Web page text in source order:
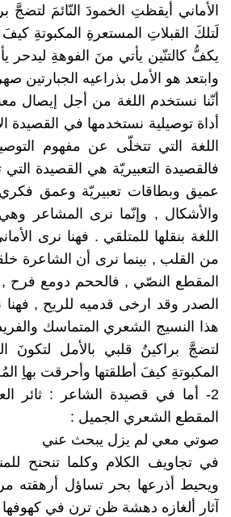
الأماني أيقظتِ الخمودَ النّائمَ
لَتلكَ القبلاتِ المستعرةِ المكبوتةِ
يكفُّ كالتنّين يأتي منَ الفوهةِ
وابتعد هو الأمل بذراعيه الجبارتين
أنّنا نستخدم اللغة من أجل إيصال
أداة توصيلية نستخدمها في القصيدة
اللغة التي تتخلّى عن مفهوم
فالقصيدة التعبيريّة هي القصيدة
عميق وبطاقات تعبيريّة وعمق
والأشكال , وإنّما نرى المشاعر
اللغة بنقلها للمتلقي . فهنا نرى
من القلب , بينما نرى أن الشاعرة
المقطع النصّي , فالححم دومع فرح ,
الصدر وقد ارخى قدميه للريح ,
هذا النسيج الشعري المتماسك
لتضجَّ براكينُ قلبي بالأمل لتكونَ
المكبوتةِ كيفَ أطلقتها وأحرقت بهاِ
2- أما في قصيدة الشاعر : ثائر
المقطع الشعري الجميل :
صوتي معي لم يزل يبحث عني
في تجاويف الكلام وكلما تنحنح
ويحيط أذرعها بحر تساؤل أرهقته
آثار ألغازه دهشة ظن ترن في